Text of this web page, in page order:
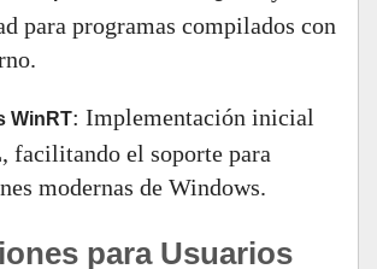
para programas compilados con
WinRT: Implementación inicial
facilitando el soporte para
modernas de Windows.
para Usuarios